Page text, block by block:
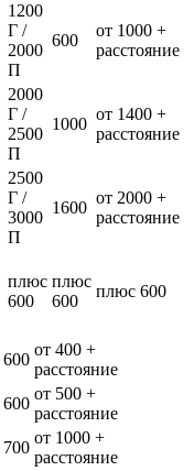
1200
Г /
2000
П
600
от 1000 +
расстояние
2000
Г /
2500
П
1000
от 1400 +
расстояние
2500
Г /
3000
П
1600
от 2000 +
расстояние
плюс
600
плюс
600
плюс 600
600
от 400 +
расстояние
600
от 500 +
расстояние
700
от 1000 +
расстояние